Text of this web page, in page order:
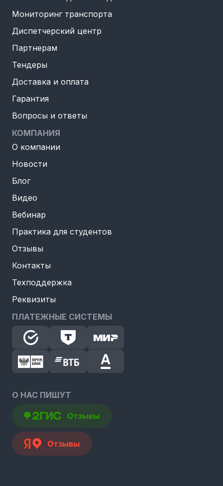
Мониторинг транспорта
Диспетчерский центр
Партнерам
Тендеры
Доставка и оплата
Гарантия
Вопросы и ответы
КОМПАНИЯ
О компании
Новости
Блог
Видео
Вебинар
Практика для студентов
Отзывы
Контакты
Техподдержка
Реквизиты
ПЛАТЕЖНЫЕ СИСТЕМЫ
О НАС ПИШУТ